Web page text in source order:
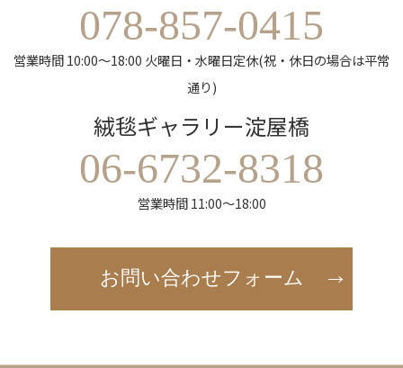
078-857-0415
営業時間 10:00～18:00 火曜日・水曜日定休(祝・休日の場合は平常
通り)
絨毯ギャラリー淀屋橋
06-6732-8318
営業時間 11:00～18:00
お問い合わせフォーム